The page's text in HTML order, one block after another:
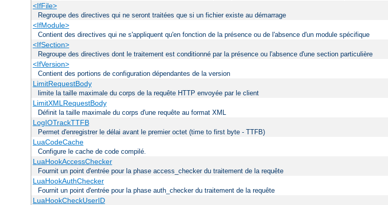
<IfFile>
Regroupe des directives qui ne seront traitées que si un fichier existe au démarrage
<IfModule>
Contient des directives qui ne s'appliquent qu'en fonction de la présence ou de l'absence d'un module spécifique
<IfSection>
Regroupe des directives dont le traitement est conditionné par la présence ou l'absence d'une section particulière
<IfVersion>
Contient des portions de configuration dépendantes de la version
LimitRequestBody
limite la taille maximale du corps de la requête HTTP envoyée par le client
LimitXMLRequestBody
Définit la taille maximale du corps d'une requête au format XML
LogIOTrackTTFB
Permet d'enregistrer le délai avant le premier octet (time to first byte - TTFB)
LuaCodeCache
Configure le cache de code compilé.
LuaHookAccessChecker
Fournit un point d'entrée pour la phase access_checker du traitement de la requête
LuaHookAuthChecker
Fournit un point d'entrée pour la phase auth_checker du traitement de la requête
LuaHookCheckUserID